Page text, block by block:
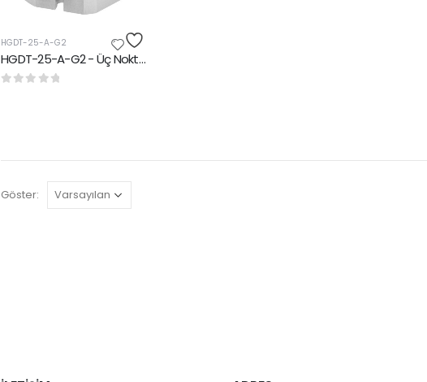
HGDT-25-A-G2
HGDT-25-A-G2 - Üç Nokta Tutucu|Üç çeneli tutucu
Göster: